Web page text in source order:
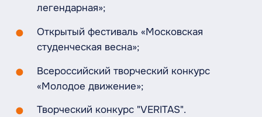
легендарная»;
Открытый фестиваль «Московская
студенческая весна»;
Всероссийский творческий конкурс
«Молодое движение»;
Творческий конкурс "VERITAS".